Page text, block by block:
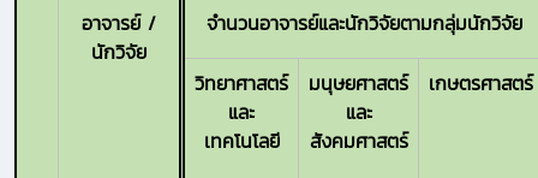
อาจารย์ /
นักวิจัย
จำนวนอาจารย์และนักวิจัยตามกลุ่มนักวิจัย
วิทยาศาสตร์
และ
เทคโนโลยี
มนุษยศาสตร์
และ
สังคมศาสตร์
เกษตรศาสตร์